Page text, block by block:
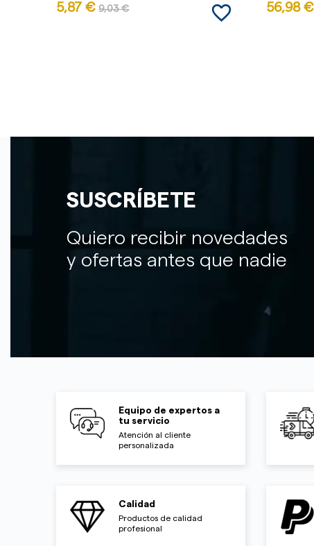
5,87 € 9,03 € favorite_border 56,98 €
SUSCRÍBETE
Quiero recibir novedades
y ofertas antes que nadie
Equipo de expertos a
tu servicio
Atención al cliente
personalizada
Calidad
Productos de calidad
profesional